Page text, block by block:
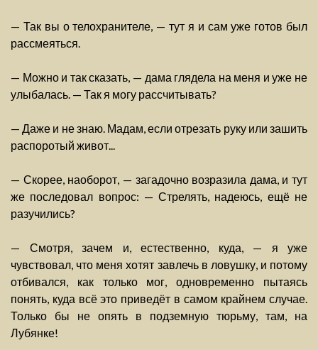
— Так вы о телохранителе, — тут я и сам уже готов был
рассмеяться.
— Можно и так сказать, — дама глядела на меня и уже не
улыбалась. — Так я могу рассчитывать?
— Даже и не знаю. Мадам, если отрезать руку или зашить
распоротый живот...
— Скорее, наоборот, — загадочно возразила дама, и тут
же последовал вопрос: — Стрелять, надеюсь, ещё не
разучились?
— Смотря, зачем и, естественно, куда, — я уже
чувствовал, что меня хотят завлечь в ловушку, и потому
отбивался, как только мог, одновременно пытаясь
понять, куда всё это приведёт в самом крайнем случае.
Только бы не опять в подземную тюрьму, там, на
Лубянке!